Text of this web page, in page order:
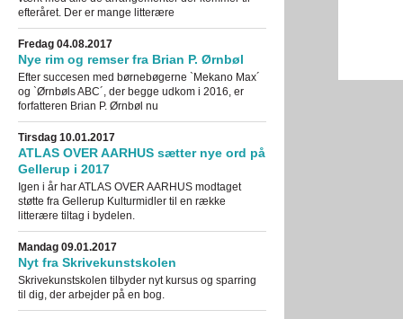
efteråret. Der er mange litterære
Fredag 04.08.2017
Nye rim og remser fra Brian P. Ørnbøl
Efter succesen med børnebøgerne `Mekano Max´
og `Ørnbøls ABC´, der begge udkom i 2016, er
forfatteren Brian P. Ørnbøl nu
Tirsdag 10.01.2017
ATLAS OVER AARHUS sætter nye ord på
Gellerup i 2017
Igen i år har ATLAS OVER AARHUS modtaget
støtte fra Gellerup Kulturmidler til en række
litterære tiltag i bydelen.
Mandag 09.01.2017
Nyt fra Skrivekunstskolen
Skrivekunstskolen tilbyder nyt kursus og sparring
til dig, der arbejder på en bog.